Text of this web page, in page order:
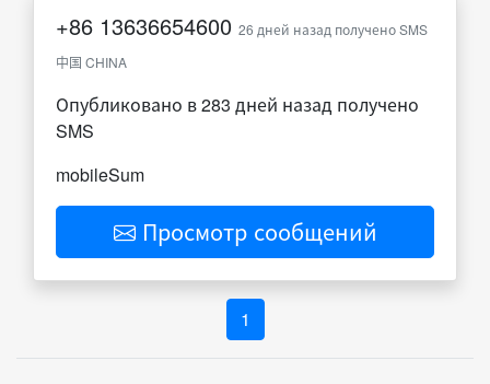
+86 13636654600 26 дней назад получено SMS
中国 CHINA
Опубликовано в 283 дней назад получено
SMS
mobileSum
Просмотр сообщений
1